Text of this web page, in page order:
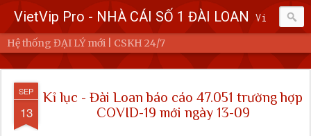
VietVip Pro - NHÀ CÁI SỐ 1 ĐÀI LOAN Vietvip Pro Sân chơi cá cược nhà cái hàng đầu Đài Loan. Vietvip Pro phát hành hơn 600 game cược khác nhau. Nạp tiền tại 7-Eleven, Family Mart, Okmart, Hilife, ATM. Rút tiền 24h không giới hạn. Uy tín khi bao rút, miễn phí 60kuai phí rút tiền. Hệ thống khuyến mãi cho cả hội viên mới và hội viên cũ, cskh 1:1 24/7.
Hệ thống ĐẠI LÝ mới | CSKH 24/7
SEP
13
Kỉ lục - Đài Loan báo cáo 47.051 trường hợp
COVID-19 mới ngày 13-09